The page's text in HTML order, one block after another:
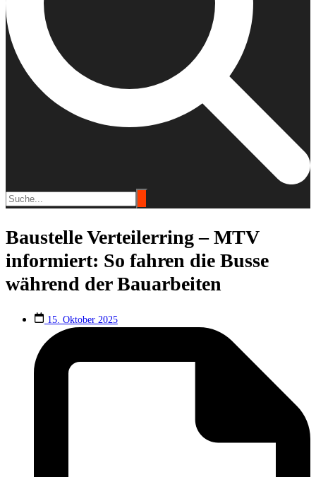
Baustelle Verteilerring – MTV
informiert: So fahren die Busse
während der Bauarbeiten
15. Oktober 2025